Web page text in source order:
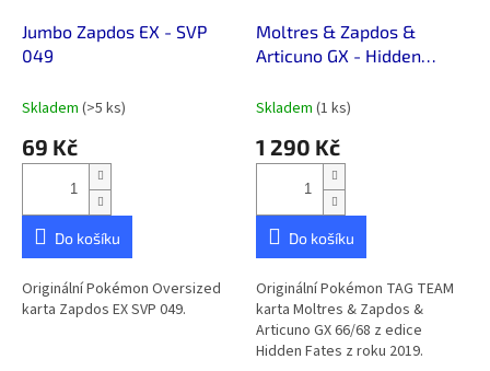
Jumbo Zapdos EX - SVP
049
Skladem (>5 ks)
69 Kč
Do košíku
Originální Pokémon Oversized
karta Zapdos EX SVP 049.
Moltres & Zapdos &
Articuno GX - Hidden
Skladem (1 ks)
1 290 Kč
Do košíku
Originální Pokémon TAG TEAM
karta Moltres & Zapdos &
Articuno GX 66/68 z edice
Hidden Fates z roku 2019.